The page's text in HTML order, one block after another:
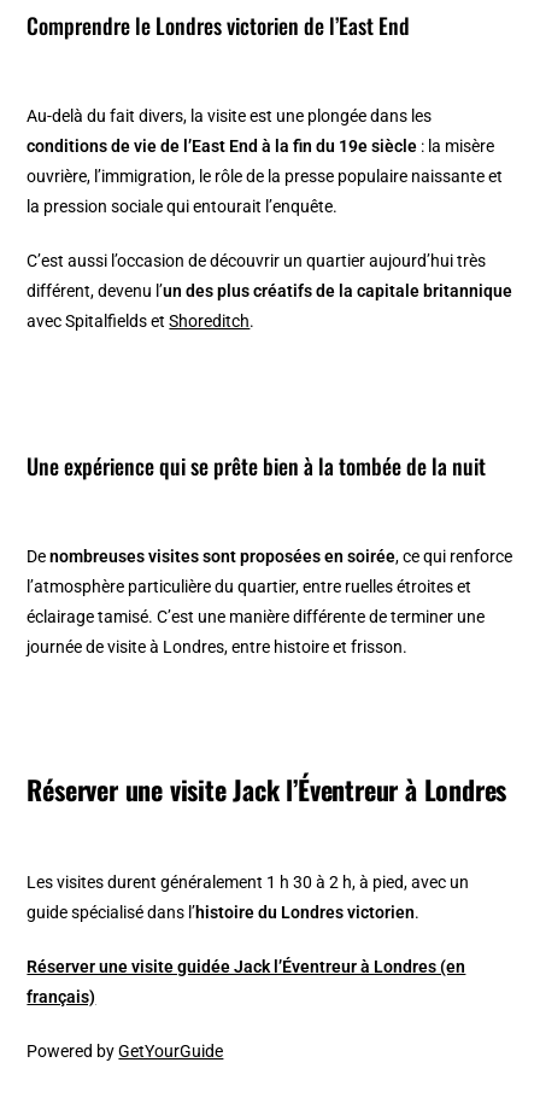
Comprendre le Londres victorien de l’East End
Au-delà du fait divers, la visite est une plongée dans les
conditions de vie de l’East End à la fin du 19e siècle : la misère
ouvrière, l’immigration, le rôle de la presse populaire naissante et
la pression sociale qui entourait l’enquête.
C’est aussi l’occasion de découvrir un quartier aujourd’hui très
différent, devenu l’un des plus créatifs de la capitale britannique
avec Spitalfields etShoreditch.
Une expérience qui se prête bien à la tombée de la nuit
Denombreuses visites sont proposées en soirée, ce qui renforce
l’atmosphère particulière du quartier, entre ruelles étroites et
éclairage tamisé. C’est une manière différente de terminer une
journée de visite à Londres, entre histoire et frisson.
Réserver une visite Jack l’Éventreur à Londres
Les visites durent généralement 1 h 30 à 2 h, à pied, avec un
guide spécialisé dans l’histoire du Londres victorien.
Réserver une visite guidée Jack l’Éventreur à Londres (en
français)
Powered byGetYourGuide